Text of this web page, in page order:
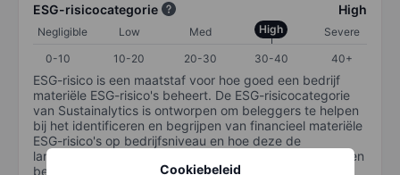
Cookiebeleid
ESG-risicocategorie High
Negligible Low Med High
Severe
0-10
10-20 20-30 30-40 40+
ESG-risico is een maatstaf voor hoe goed een bedrijf
materiële ESG-risico's beheert. De ESG-risicocategorie
van Sustainalytics is ontworpen om beleggers te helpen
bij het identificeren en begrijpen van financieel materiële
ESG-risico's op bedrijfsniveau en hoe deze de
langetermijnprestaties van aandelenbeleggingen kunnen
beïnvloeden. De schaal loopt van 0-100. Hoe lager het